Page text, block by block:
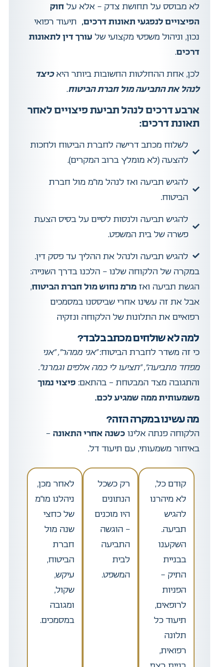
לא מבוסס על תחושת צדק – אלא עלחוק
הפיצויים לנפגעי תאונות דרכים, תיעוד רפואי
נכון, וניהול משפטי מקצועי של עורך דין לתאונות
דרכים.
לכן, אחת ההחלטות החשובות ביותר היאכיצד
לנהל את התביעה מול חברת הביטוח.
ארבע דרכים לנהל תביעת פיצויים לאחר
תאונת דרכים:
לשלוח מכתב דרישה לחברת הביטוח ולחכות
להצעה (לא מומלץ ברוב המקרים).
להגיש תביעה ואז לנהל מו"מ מול חברת
הביטוח.
להגיש תביעה ולנסות לסיים על בסיס הצעת
פשרה של בית המשפט.
להגיש תביעה ולנהל את ההליך עד פסק דין.
במקרה של הלקוחה שלנו – הלכנו בדרך השנייה:
הגשת תביעה ואזמו”מ נחוש מול חברת הביטוח,
אבל את זה עשינו אחרי שביססנו במסמכים
רפואיים את התלונות של הלקוחה ונזקיה
למה לא שולחים מכתב בלבד?
כי זה משדר לחברת הביטוח:“אני ממהר”, “אני
מפחד מתביעה”, “תציעו לי כמה אלפים וגמרנו”.
והתגובה מצד המבטחת – בהתאם: פיצוי נמוך
משמעותית ממה שמגיע לכם.
מה עשינו במקרה הזה?
הלקוחה פנתה אלינוכשנה אחרי התאונה –
באיחור משמעותי, עם תיעוד דל.
קודם כל,
לא מיהרנו
להגיש
תביעה.
השקענו
בבניית
התיק –
הפניות
לרופאים,
תיעוד כל
תלונה
רפואית,
רק כשכל
הנתונים
היו מוכנים
– הוגשה
התביעה
לבית
המשפט.
לאחר מכן,
ניהלנו מו”מ
של כחצי
שנה מול
חברת
הביטוח,
עיקש,
שקול,
ומגובה
במסמכים.